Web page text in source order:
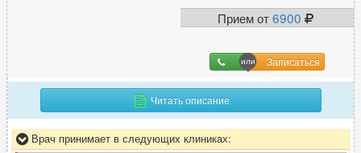
Прием от6900
Записаться
Читать описание
Врач принимает в следующих клиниках: